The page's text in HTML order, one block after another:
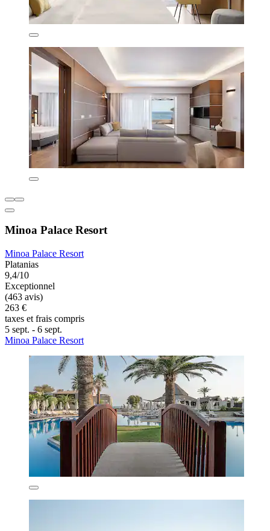
Minoa Palace Resort
Minoa Palace Resort
Platanias
9,4/10
Exceptionnel
(463 avis)
263 €
taxes et frais compris
5 sept. - 6 sept.
Minoa Palace Resort